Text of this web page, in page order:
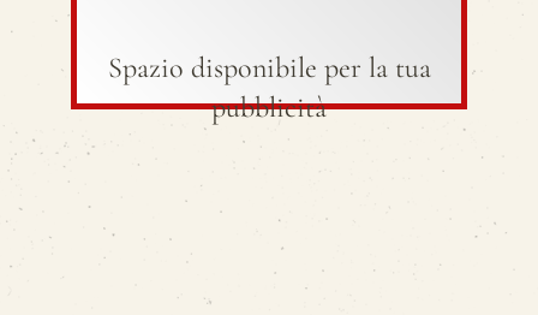
Spazio disponibile per la tua
pubblicità